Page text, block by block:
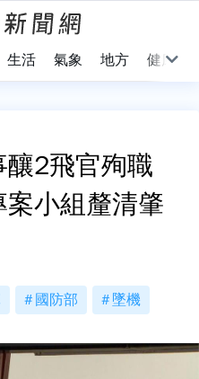
生活 氣象 地方 健康
2飛官殉職
小組釐清肇
國防部 墜機